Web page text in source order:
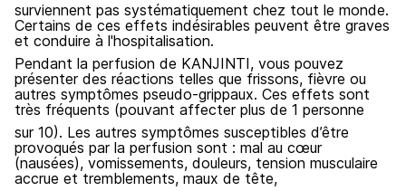
surviennent pas systématiquement chez tout le monde.
Certains de ces effets indésirables peuvent être graves
et conduire à l'hospitalisation.
Pendant la perfusion de KANJINTI, vous pouvez
présenter des réactions telles que frissons, fièvre ou
autres symptômes pseudo-grippaux. Ces effets sont
très fréquents (pouvant affecter plus de 1 personne
sur 10). Les autres symptômes susceptibles d’être
provoqués par la perfusion sont : mal au cœur
(nausées), vomissements, douleurs, tension musculaire
accrue et tremblements, maux de tête,